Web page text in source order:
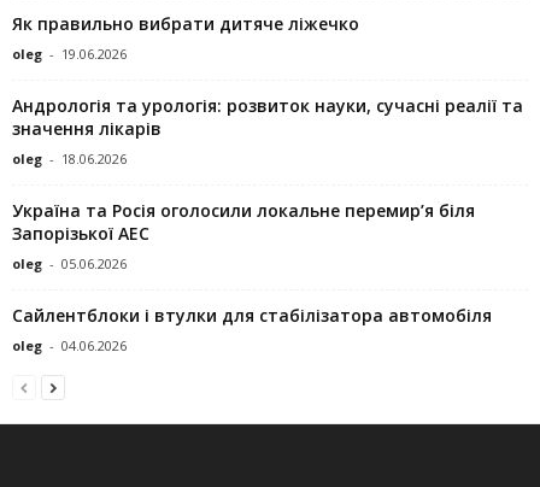
Як правильно вибрати дитяче ліжечко
oleg - 19.06.2026
Андрологія та урологія: розвиток науки, сучасні реалії та
значення лікарів
oleg - 18.06.2026
Україна та Росія оголосили локальне перемир’я біля
Запорізької АЕС
oleg - 05.06.2026
Сайлентблоки і втулки для стабілізатора автомобіля
oleg - 04.06.2026